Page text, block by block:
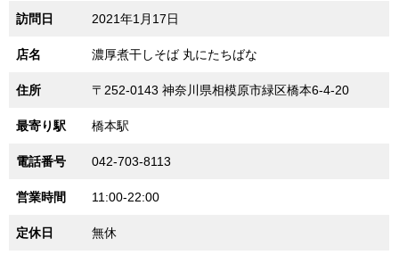
訪問日 2021年1月17日
店名 濃厚煮干しそば 丸にたちばな
住所 〒252-0143 神奈川県相模原市緑区橋本6-4-20
最寄り駅 橋本駅
電話番号 042-703-8113
営業時間 11:00-22:00
定休日 無休